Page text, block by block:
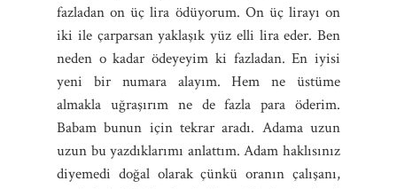
fazladan on üç lira ödüyorum. On üç lirayı on
iki ile çarparsan yaklaşık yüz elli lira eder. Ben
neden o kadar ödeyeyim ki fazladan. En iyisi
yeni bir numara alayım. Hem ne üstüme
almakla uğraşırım ne de fazla para öderim.
Babam bunun için tekrar aradı. Adama uzun
uzun bu yazdıklarımı anlattım. Adam haklısınız
diyemedi doğal olarak çünkü oranın çalışanı,